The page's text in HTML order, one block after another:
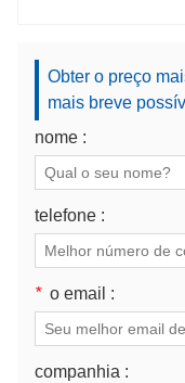
Obter o preço
mais breve
nome :
telefone :
* o email :
companhia :